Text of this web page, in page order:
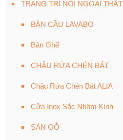
TRANG TRÍ NỘI NGOẠI THẤT
BÀN CẦU LAVABO
Bàn Ghế
CHẬU RỬA CHÉN BÁT
Chậu Rửa Chén Bát ALIA
Cửa Inox Sắc Nhôm Kính
SÀN GỖ